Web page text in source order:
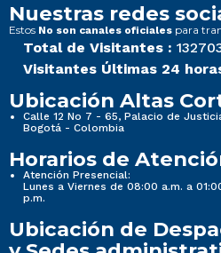
Nuestras redes
Estos No son canales oficiales para
Total de Visitantes :
Visitantes Últimas 24
Ubicación Altas
Calle 12 No 7 - 65, Palacio de
Bogotá - Colombia
Horarios de
Atención Presencial:
Lunes a Viernes de 08:00 a.m. a
p.m.
Ubicación de